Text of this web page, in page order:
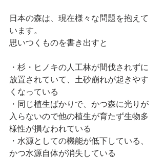
日本の森は、現在様々な問題を抱えて
います。
思いつくものを書き出すと
・杉・ヒノキの人工林が間伐されずに
放置されていて、土砂崩れが起きやす
くなっている
・同じ植生ばかりで、かつ森に光りが
入らないので他の植生が育たず生物多
様性が損なわれている
・水源としての機能が低下している、
かつ水源自体が消失している